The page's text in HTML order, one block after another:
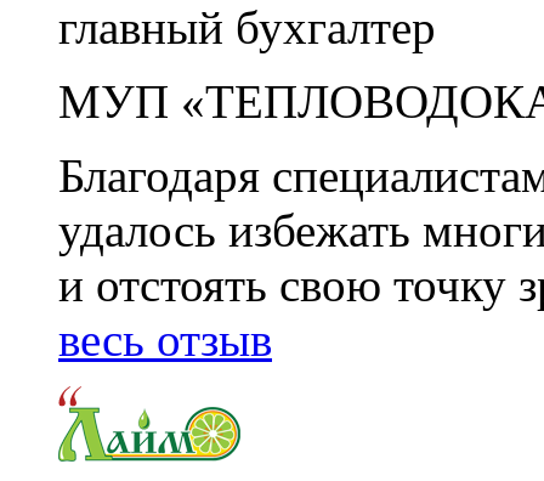
главный бухгалтер
МУП
Благодаря
удалось избежать
и отстоять свою
весь отзыв